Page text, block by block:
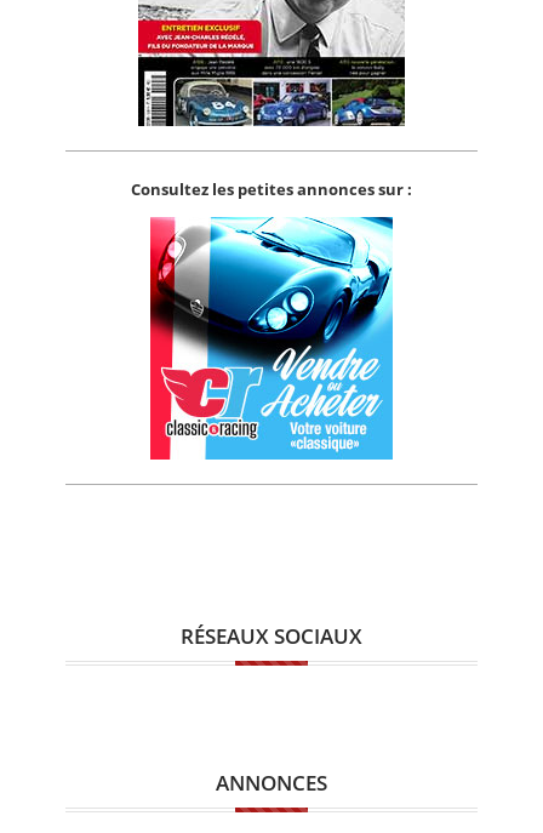
Consultez les petites annonces sur :
RÉSEAUX SOCIAUX
ANNONCES